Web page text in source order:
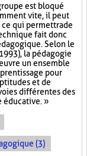
est bloqué
vite, il peut
qui permettra de
fait donc
Selon le
la pédagogie
un ensemble
pour
et de
différentes des
éducative. »
(3)